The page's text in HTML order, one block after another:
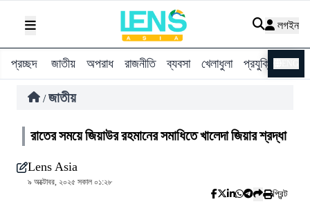
লগইন
প্রচ্ছদ জাতীয় অপরাধ রাজনীতি ব্যবসা খেলাধুলা প্রযুক্তি
/ জাতীয়
রাতের সময়ে জিয়াউর রহমানের সমাধিতে খালেদা জিয়ার শ্রদ্ধা
Lens Asia
৯ অক্টোবর, ২০২৫ সকাল ০১:২৮
প্রিন্ট